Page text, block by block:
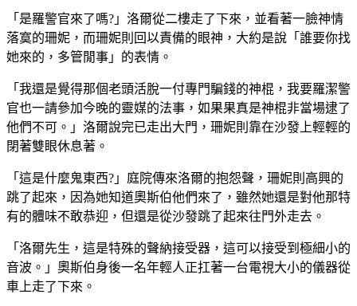
「是羅警官來了嗎?」洛爾從二樓走了下來，並看著一臉神情
落寞的珊妮，而珊妮則回以責備的眼神，大約是說「誰要你找
她來的，多管閒事」的表情。
「我還是覺得那個老頭活脫一付專門騙錢的神棍，我要羅潔警
官也一請參加今晚的靈媒的法事，如果果真是神棍非當場逮了
他們不可。」洛爾說完已走出大門， 珊妮則靠在沙發上輕輕的
閉著雙眼休息著。
「這是什麼鬼東西?」庭院傳來洛爾的抱怨聲，珊妮則高興的
跳了起來，因為她知道奧斯伯他們來了，雖然她還是對他那特
有的體味不敢恭迎，但還是從沙發跳了起來往門外走去。
「洛爾先生，這是特殊的聲納接受器，這可以接受到極細小的
音波。」奧斯伯身後一名年輕人正扛著一台電視大小的儀器從
車上走了下來。